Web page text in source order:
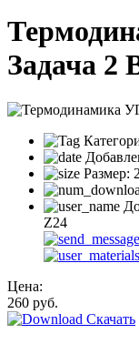
Задача 2
Размер:
Z24
Цена:
260 руб.
Скачать